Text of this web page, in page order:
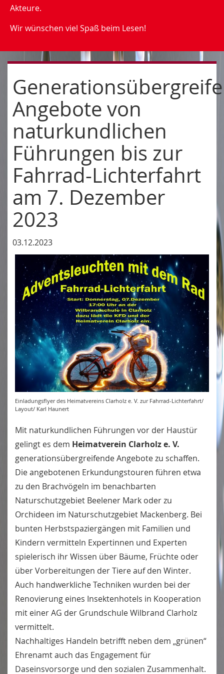
Akteure.
Wir wünschen viel Spaß beim Lesen!
Angebote von
naturkundlichen
Führungen bis zur
Fahrrad-Lichterfahrt
am 7. Dezember
2023
03.12.2023
Einladungsflyer des Heimatvereins Clarholz e. V. zur Fahrrad-Lichterfahrt/
Layout/ Karl Haunert
Mit naturkundlichen Führungen vor der Haustür
gelingt es dem Heimatverein Clarholz e. V.
generationsübergreifende Angebote zu schaffen.
Die angebotenen Erkundungstouren führen etwa
zu den Brachvögeln im benachbarten
Naturschutzgebiet Beelener Mark oder zu
Orchideen im Naturschutzgebiet Mackenberg. Bei
bunten Herbstspaziergängen mit Familien und
Kindern vermitteln Expertinnen und Experten
spielerisch ihr Wissen über Bäume, Früchte oder
über Vorbereitungen der Tiere auf den Winter.
Auch handwerkliche Techniken wurden bei der
Renovierung eines Insektenhotels in Kooperation
mit einer AG der Grundschule Wilbrand Clarholz
vermittelt.
Nachhaltiges Handeln betrifft neben dem „grünen“
Ehrenamt auch das Engagement für
Daseinsvorsorge und den sozialen Zusammenhalt.